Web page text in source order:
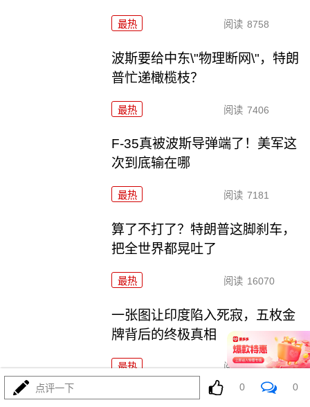
最热 阅读 8758
波斯要给中东\"物理断网\"，特朗
普忙递橄榄枝？
最热 阅读 7406
F-35真被波斯导弹端了！美军这
次到底输在哪
最热 阅读 7181
算了不打了？特朗普这脚刹车，
把全世界都晃吐了
最热 阅读 16070
一张图让印度陷入死寂，五枚金
牌背后的终极真相
最热 阅读 11137
上将一封信捅破天！美军五艘驱
点评一下 0 0